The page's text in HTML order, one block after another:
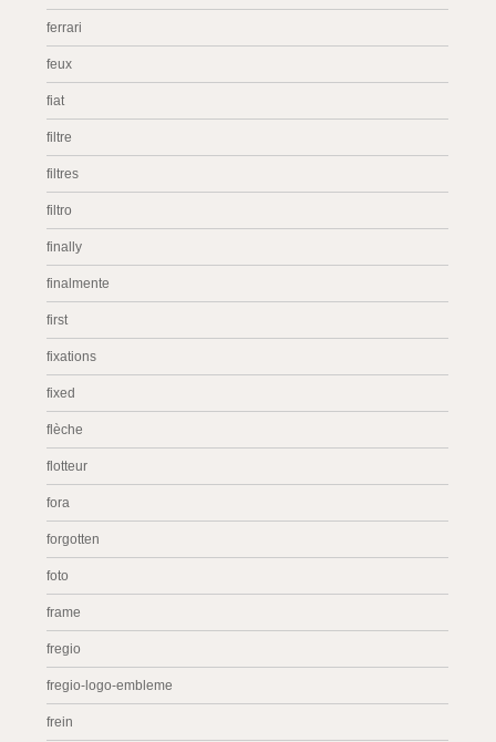
ferrari
feux
fiat
filtre
filtres
filtro
finally
finalmente
first
fixations
fixed
flèche
flotteur
fora
forgotten
foto
frame
fregio
fregio-logo-embleme
frein